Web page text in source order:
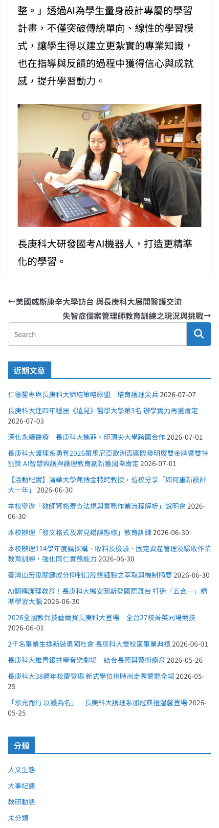
整。」透過AI為學生量身設計專屬的學習
計畫，不僅突破傳統單向、線性的學習模
式，讓學生得以建立更紮實的專業知識，
也在指導與反饋的過程中獲得信心與成就
感，提升學習動力。
長庚科大研發國考AI機器人，打造更精準
化的學習。
美國威斯康辛大學訪台 與長庚科大展開醫護交流
失智症個案管理師教育訓練之現況與挑戰
近期文章
仁德醫專與長庚科大締結策略聯盟 培育護理尖兵 2026-07-07
長庚科大連四年穩居《遠見》醫學大學第5名 辦學實力再獲肯定
2026-07-03
深化永續醫療 長庚科大攜菲、印頂尖大學跨國合作 2026-07-01
長庚科大護理系勇奪2026羅馬尼亞歐洲盃國際發明展雙金牌暨雙特
別獎 AI智慧照護與護理教育創新獲國際肯定 2026-07-01
【活動紀實】清華大學焦傳金特聘教授，蒞校分享「如何重新設計
大一年」
2026-06-30
本校舉辦「教師資格審查法規與實務作業流程解析」說明會 2026-
06-30
本校辦理「發文格式及常見錯誤態樣」教育訓練 2026-06-30
本校辦理114學年度請採購、收料及檢驗、固定資產管理及驗收作業
教育訓練，強化同仁實務能力 2026-06-30
臺灣山苦瓜關鍵成分抑制口腔癌細胞之萃取與機制摘要 2026-06-30
AI翻轉護理教育！長庚科大攜安圖斯登國際舞台 打造「五合一」精
準學習大腦 2026-06-30
2026全國教保技藝競賽長庚科大登場 全台27校菁英同場競技
2026-06-01
2千名畢業生換新裝勇闖社會 長庚科大雙校區畢業典禮 2026-06-01
長庚科大推青銀共學音樂劇場 結合長照與藝術療育 2026-05-26
長庚科大38週年校慶登場 新式學位袍時尚走秀驚艷全場 2026-05-
25
「承光而行 以護為名」 長庚科大護理系加冠典禮溫馨登場 2026-
05-25
分類
人文生態
大事紀要
教研動態
未分類